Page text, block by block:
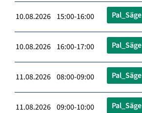
10.08.2026 15:00-16:00 Pal_Säge
10.08.2026 16:00-17:00 Pal_Säge
11.08.2026 08:00-09:00 Pal_Säge
11.08.2026 09:00-10:00 Pal_Säge